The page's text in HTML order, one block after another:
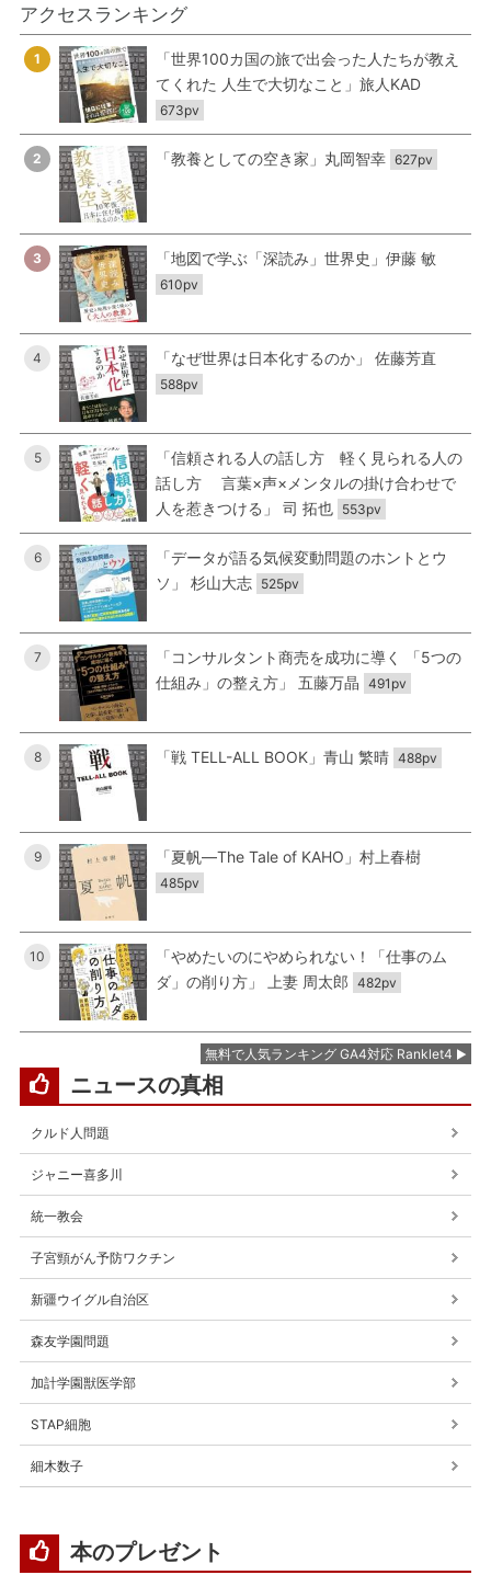
アクセスランキング
1
「世界100カ国の旅で出会った人たちが教え
てくれた 人生で大切なこと」旅人KAD
673pv
2 「教養としての空き家」丸岡智幸 627pv
3 「地図で学ぶ「深読み」世界史」伊藤 敏
610pv
4 「なぜ世界は日本化するのか」 佐藤芳直
588pv
5
「信頼される人の話し方 軽く見られる人の
話し方 言葉×声×メンタルの掛け合わせで
人を惹きつける」 司 拓也 553pv
6
「データが語る気候変動問題のホントとウ
ソ」 杉山大志 525pv
7
「コンサルタント商売を成功に導く 「5つの
仕組み」の整え方」 五藤万晶 491pv
8 「戦 TELL-ALL BOOK」青山 繁晴 488pv
9 「夏帆―The Tale of KAHO」村上春樹
485pv
10
「やめたいのにやめられない！「仕事のム
ダ」の削り方」 上妻 周太郎 482pv
無料で人気ランキング GA4対応 Ranklet4
ニュースの真相
クルド人問題
ジャニー喜多川
統一教会
子宮頸がん予防ワクチン
新疆ウイグル自治区
森友学園問題
加計学園獣医学部
STAP細胞
細木数子
本のプレゼント